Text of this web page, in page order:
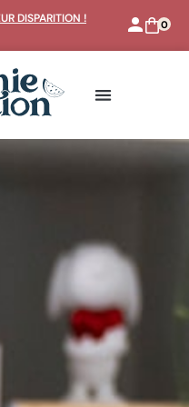
DISPARITION !
0
recette :
Rechercher